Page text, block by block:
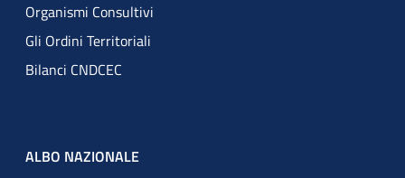
Organismi Consultivi
Gli Ordini Territoriali
Bilanci CNDCEC
ALBO NAZIONALE